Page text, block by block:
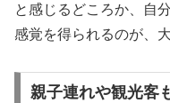
と感じるどころか、自
感覚を得られるのが、
親子連れや観光客